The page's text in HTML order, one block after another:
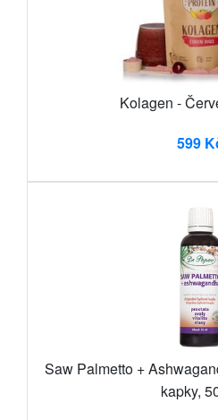
Kolagen -
599
Saw Palmetto +
kapky,